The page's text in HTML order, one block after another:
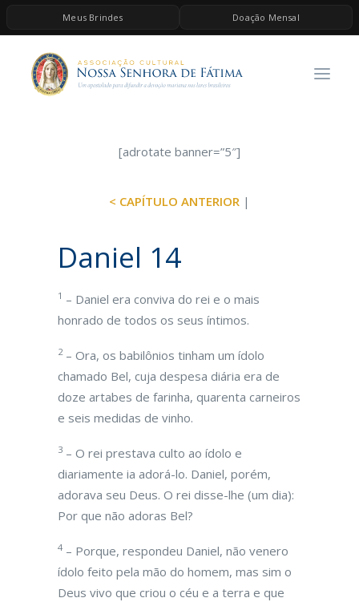
Meus Brindes Doação Mensal
HOME
A ASSOCIAÇÃO
ESPIRITUALIDADE[adrotate banner=”5″]
< CAPÍTULO ANTERIOR |
Daniel 14
1 – Daniel era conviva do rei e o mais
honrado de todos os seus íntimos.
2– Ora, os babilônios tinham um ídolo
chamado Bel, cuja despesa diária era de
doze artabes de farinha, quarenta carneiros
e seis medidas de vinho.
3 – O rei prestava culto ao ídolo e
diariamente ia adorá-lo. Daniel, porém,
adorava seu Deus. O rei disse-lhe (um dia):
Por que não adoras Bel?
4 – Porque, respondeu Daniel, não venero
ídolo feito pela mão do homem, mas sim o
Deus vivo que criou o céu e a terra e que